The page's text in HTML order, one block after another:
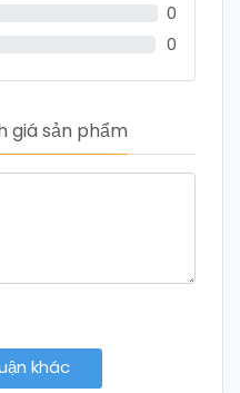
0
0
giá sản phẩm
khác